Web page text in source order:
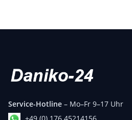
Service-Hotline – Mo–Fr 9–17 Uhr